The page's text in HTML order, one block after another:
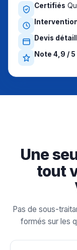
Certifiés
Devis
Note 4,9 / 5
Une
tout
Pas de sous-
formés sur les